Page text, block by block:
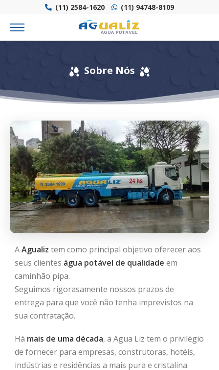
(11) 2584-1620 (11) 94748-8109
Sobre Nós
AAgualiz tem como principal objetivo oferecer aos
seus clientes água potável de qualidade em
caminhão pipa.
Seguimos rigorasamente nossos prazos de
entrega para que você não tenha imprevistos na
sua contratação.
Há mais de uma década, a Agua Liz tem o privilégio
de fornecer para empresas, construtoras, hotéis,
indústrias e residências a mais pura e cristalina